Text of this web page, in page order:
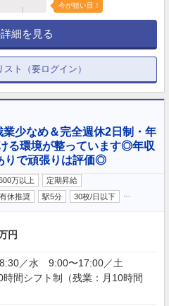
今が狙い目！
細を見る
スト（要ログイン）
業少なめ＆完全週休2日制・年
る環境が整っています◎年収
りで頑張りは評価◎
万以上
定期昇給
有休推奨 駅5分 30枚/日以下
円
／水 9:00〜17:00／土
間シフト制（残業：月10時間